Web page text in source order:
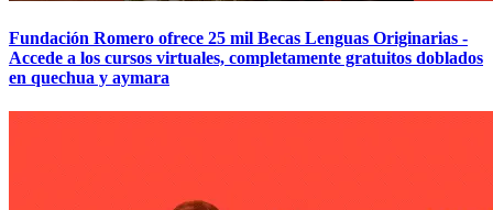
Fundación Romero ofrece 25 mil Becas Lenguas Originarias -
Accede a los cursos virtuales, completamente gratuitos doblados
en quechua y aymara